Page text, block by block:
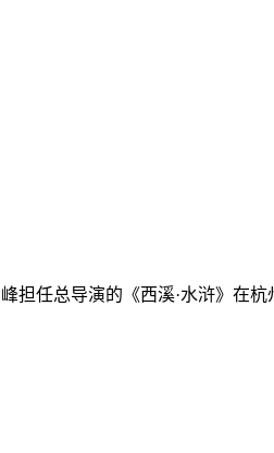
担任总导演的《西溪·水浒》在